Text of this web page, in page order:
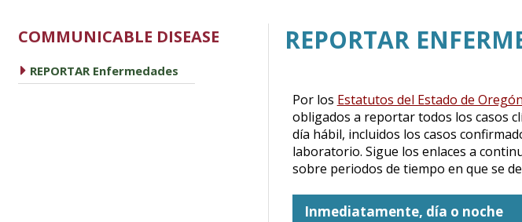
COMMUNICABLE DISEASE
caret right
REPORTAR Enfermedades
REPORTAR
Por los Estatutos del Estado de Oregón
obligados a reportar todos los casos
día hábil, incluidos los casos
laboratorio. Sigue los enlaces a
sobre periodos de tiempo en que se
Inmediatamente, día o noche